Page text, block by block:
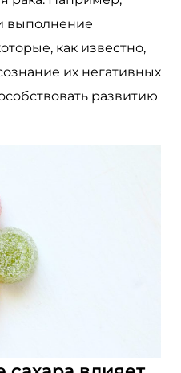
выполнение
как известно,
их негативных
развитию